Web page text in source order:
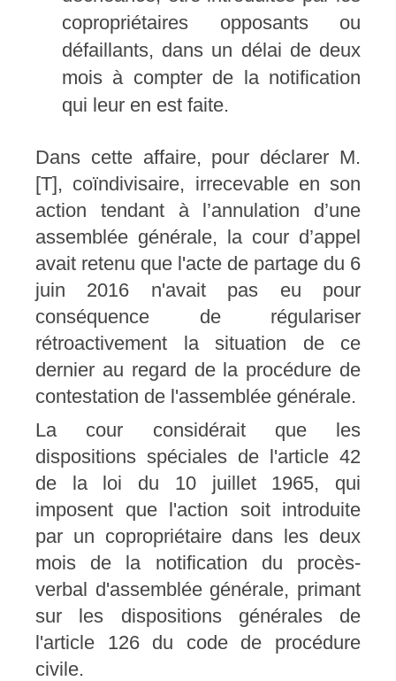
copropriétaires opposants ou
défaillants, dans un délai de deux
mois à compter de la notification
qui leur en est faite.
Dans cette affaire, pour déclarer M.
[T], coïndivisaire, irrecevable en son
action tendant à l’annulation d’une
assemblée générale, la cour d’appel
avait retenu que l'acte de partage du 6
juin 2016 n'avait pas eu pour
conséquence de régulariser
rétroactivement la situation de ce
dernier au regard de la procédure de
contestation de l'assemblée générale.
La cour considérait que les
dispositions spéciales de l'article 42
de la loi du 10 juillet 1965, qui
imposent que l'action soit introduite
par un copropriétaire dans les deux
mois de la notification du procès-
verbal d'assemblée générale, primant
sur les dispositions générales de
l'article 126 du code de procédure
civile.